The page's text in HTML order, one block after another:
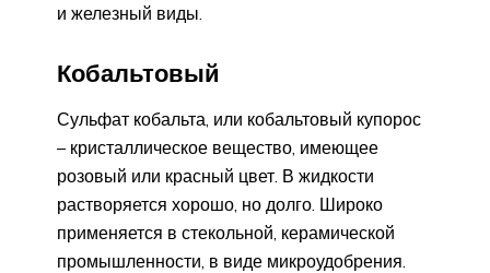
и железный виды.
Кобальтовый
Сульфат кобальта, или кобальтовый купорос
– кристаллическое вещество, имеющее
розовый или красный цвет. В жидкости
растворяется хорошо, но долго. Широко
применяется в стекольной, керамической
промышленности, в виде микроудобрения.